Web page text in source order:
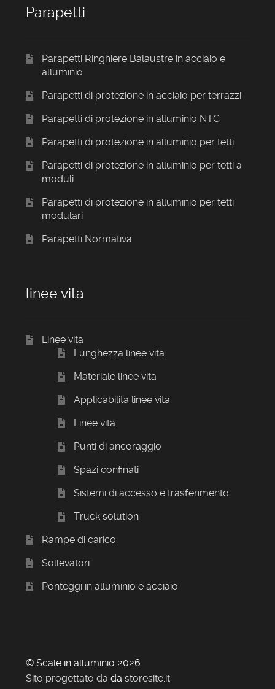
Parapetti
Parapetti Ringhiere Balaustre in acciaio e
alluminio
Parapetti di protezione in acciaio per terrazzi
Parapetti di protezione in alluminio NTC
Parapetti di protezione in alluminio per tetti
Parapetti di protezione in alluminio per tetti a
moduli
Parapetti di protezione in alluminio per tetti
modulari
Parapetti Normativa
linee vita
Linee vita
Lunghezza linee vita
Materiale linee vita
Applicabilita linee vita
Linee vita
Punti di ancoraggio
Spazi confinati
Sistemi di accesso e trasferimento
Truck solution
Rampe di carico
Sollevatori
Ponteggi in alluminio e acciaio
© Scale in alluminio 2026
Sito progettato da da storesite.it.